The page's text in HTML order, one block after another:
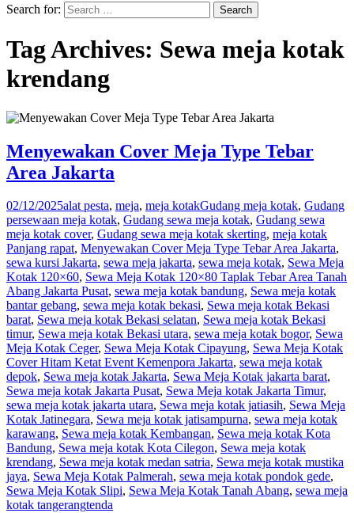
Search for:
Tag Archives: Sewa meja kotak
krendang
Menyewakan Cover Meja Type Tebar
Area Jakarta
02/12/2025alat pesta, meja, meja kotakGudang meja kotak, Gudang
persewaan meja kotak, Gudang sewa meja kotak, Gudang sewa
meja kotak cover, Gudang sewa meja kotak skerting, meja kotak
Panjang rapat, Menyewakan Cover Meja Type Tebar Area Jakarta,
sewa kursi Jakarta, sewa meja jakarta, sewa meja kotak, Sewa Meja
Kotak 120×60, Sewa Meja Kotak 120×80 Taplak Tebar Area Tanah
Abang Jakarta Pusat, sewa meja kotak bandung, Sewa meja kotak
bantar gebang, sewa meja kotak bekasi, Sewa meja kotak Bekasi
barat, Sewa meja kotak Bekasi selatan, Sewa meja kotak Bekasi
timur, Sewa meja kotak Bekasi utara, sewa meja kotak bogor, Sewa
Meja Kotak Ceger, Sewa Meja Kotak Cipayung, Sewa Meja Kotak
Cover Hitam Ketat Event Kemenpora Jakarta, sewa meja kotak
depok, Sewa meja kotak Jakarta, Sewa Meja Kotak jakarta barat,
Sewa meja kotak Jakarta Pusat, Sewa Meja kotak Jakarta Timur,
sewa meja kotak jakarta utara, Sewa meja kotak jatiasih, Sewa Meja
Kotak Jatinegara, Sewa meja kotak jatisampurna, sewa meja kotak
karawang, Sewa meja kotak Kembangan, Sewa meja kotak Kota
Bandung, Sewa meja kotak Kota Cilegon, Sewa meja kotak
krendang, Sewa meja kotak medan satria, Sewa meja kotak mustika
jaya, Sewa Meja Kotak Palmerah, sewa meja kotak pondok gede,
Sewa Meja Kotak Slipi, Sewa Meja Kotak Tanah Abang, sewa meja
kotak tangerangtenda